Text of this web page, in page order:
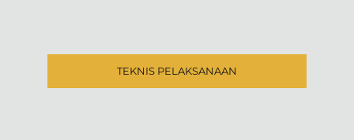
TEKNIS PELAKSANAAN